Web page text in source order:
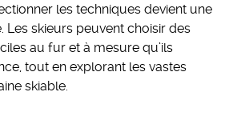
les techniques devient une
Les skieurs peuvent choisir des
au fur et à mesure qu’ils
tout en explorant les vastes
skiable.